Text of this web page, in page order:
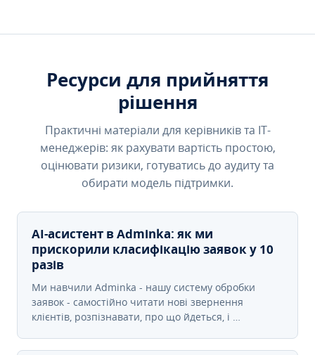
Ресурси для прийняття
рішення
Практичні матеріали для керівників та IT-
менеджерів: як рахувати вартість простою,
оцінювати ризики, готуватись до аудиту та
обирати модель підтримки.
AI-асистент в Adminka: як ми
прискорили класифікацію заявок у 10
разів
Ми навчили Adminka - нашу систему обробки
заявок - самостійно читати нові звернення
клієнтів, розпізнавати, про що йдеться, і …